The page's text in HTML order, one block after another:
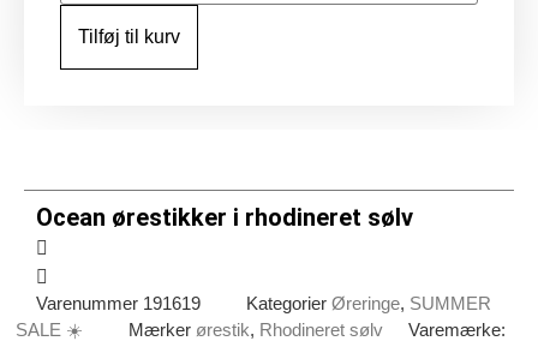
sølv
Tilføj til kurv
Ocean ørestikker i rhodineret sølv
Varenummer 191619 Kategorier Øreringe, SUMMER
SALE ☀️
Mærker ørestik, Rhodineret sølv
Varemærke: